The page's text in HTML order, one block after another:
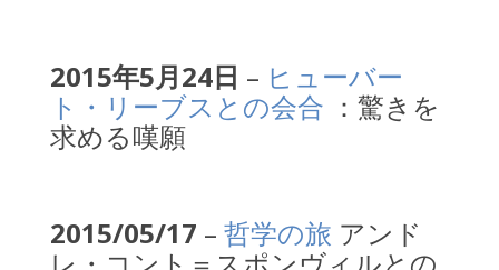
2015年5月24日 – ヒューバー
ト・リーブスとの会合 ：驚きを
求める嘆願
2015/05/17 – 哲学の旅 アンド